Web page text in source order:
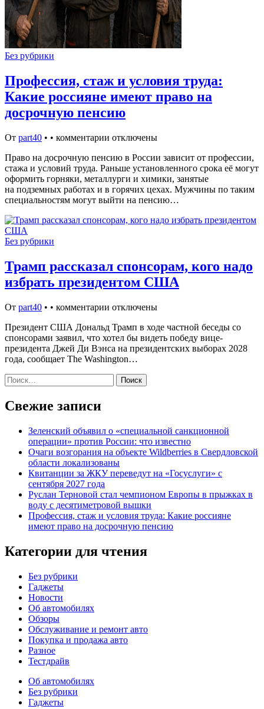
Без рубрики
Профессия, стаж и условия труда:
Какие россияне имеют право на
досрочную пенсию
От part40 • • комментарии отключены
Право на досрочную пенсию в России зависит от профессии,
стажа и условий труда. Раньше установленного срока её могут
оформить горняки, металлурги и химики, занятые
на подземных работах и в горячих цехах. Мужчины по таким
специальностям могут выйти на пенсию…
Без рубрики
Трамп рассказал спонсорам, кого надо
избрать президентом США
От part40 • • комментарии отключены
Президент США Дональд Трамп в ходе частной беседы со
спонсорами заявил, что хотел бы видеть победу вице-
президента Джей Ди Вэнса на президентских выборах 2028
года, сообщает The Washington…
Найти:
Свежие записи
Зеленский объявил о «специальной санкционной
операции» против России: что известно
Очаги возгорания на объекте Wildberries в Свердловской
области локализованы
Квитанции за ЖКУ переведут на «Госуслуги» с
сентября 2027 года
Руслан Терновой стал чемпионом Европы в прыжках в
воду с десятиметровой вышки
Профессия, стаж и условия труда: Какие россияне
имеют право на досрочную пенсию
Категории для чтения
Без рубрики
Гаджеты
Новости
Об автомобилях
Обзоры
Обслуживание и ремонт авто
Покупка и продажа авто
Разное
Тестдрайв
Об автомобилях
Без рубрики
Гаджеты